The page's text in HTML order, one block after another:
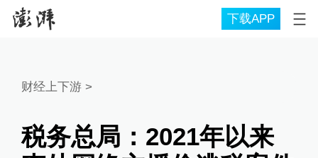
下载APP
财经上下游 >
税务总局：2021年以来